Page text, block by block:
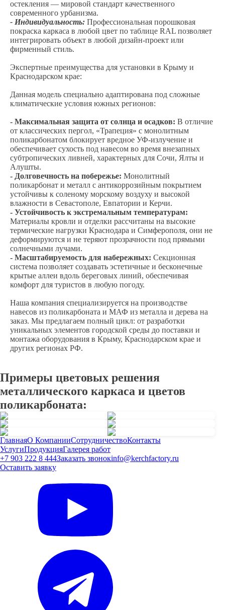
остекления — мировой стандарт качественного
современного урбанизма.
- Индивидуальность: Профессиональная порошковая
покраска каркаса в любой цвет по таблице RAL позволяет
интегрировать объект в любой дизайн-проект или
фирменный стиль.
Экспертные преимущества для установки в Крыму и
Краснодарском крае:
Данная модель специально адаптирована под сложные
климатические условия южных регионов:
- Максимальная защита от солнца и осадков: В отличие
от классических пергол, «Трапеция» с монолитным
поликарбонатом блокирует вредное УФ-излучение и
обеспечивает сухость под навесом во время внезапных
субтропических ливней, характерных для Сочи, Ялты и
Алушты.
- Долговечность на побережье: Монолитный
поликарбонат и металл с антикоррозийным покрытием
устойчивы к соленому морскому воздуху и высокой
влажности в Севастополе, Евпатории и Керчи.
- Устойчивость к экстремальным температурам:
Материалы кровли и отделки рассчитаны на высокие
термические нагрузки Краснодара и Симферополя, они не
деформируются и не теряют прозрачности под прямыми
солнечными лучами.
- Масштабируемость для набережных: Секционная
система позволяет создавать эстетичные и бесконечные
крытые аллеи вдоль береговых линий, обеспечивая
комфорт для туристов в любую погоду.
Наша компания специализируется на производстве
навесов из поликарбоната и МАФ из металла и дерева на
заказ. Мы предлагаем полный цикл: от разработки
уникальных элементов городской среды до поставки и
монтажа оборудования в Крыму, Краснодарском крае и
других регионах РФ.
Примеры цветовых решения
металлического каркаса и цветов
поликарбоната:
ГлавнаяО КомпанииСотрудничествоКонтакты
УслугиПродукцияГалерея работ
+7 903 222 8 444Заказать звонокinfo@kerchfactory.ru
Оставить заявку